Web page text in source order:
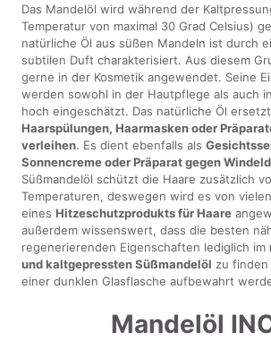
Das Mandelöl wird während der
Temperatur von maximal 30 Grad Celsius)
natürliche Öl aus süßen Mandeln ist durch
subtilen Duft charakterisiert. Aus diesem
gerne in der Kosmetik angewendet. Seine
werden sowohl in der Hautpflege als auch
hoch eingeschätzt. Das natürliche Öl
Haarspülungen, Haarmasken oder
verleihen. Es dient ebenfalls als
Sonnencreme oder Präparat gegen
Süßmandelöl schützt die Haare zusätzlich
Temperaturen, deswegen wird es von
einesHitzeschutzprodukts für Haare
außerdem wissenswert, dass die besten
regenerierenden Eigenschaften lediglich im
und kaltgepressten Süßmandelöl zu finden
einer dunklen Glasflasche aufbewahrt
Mandelöl